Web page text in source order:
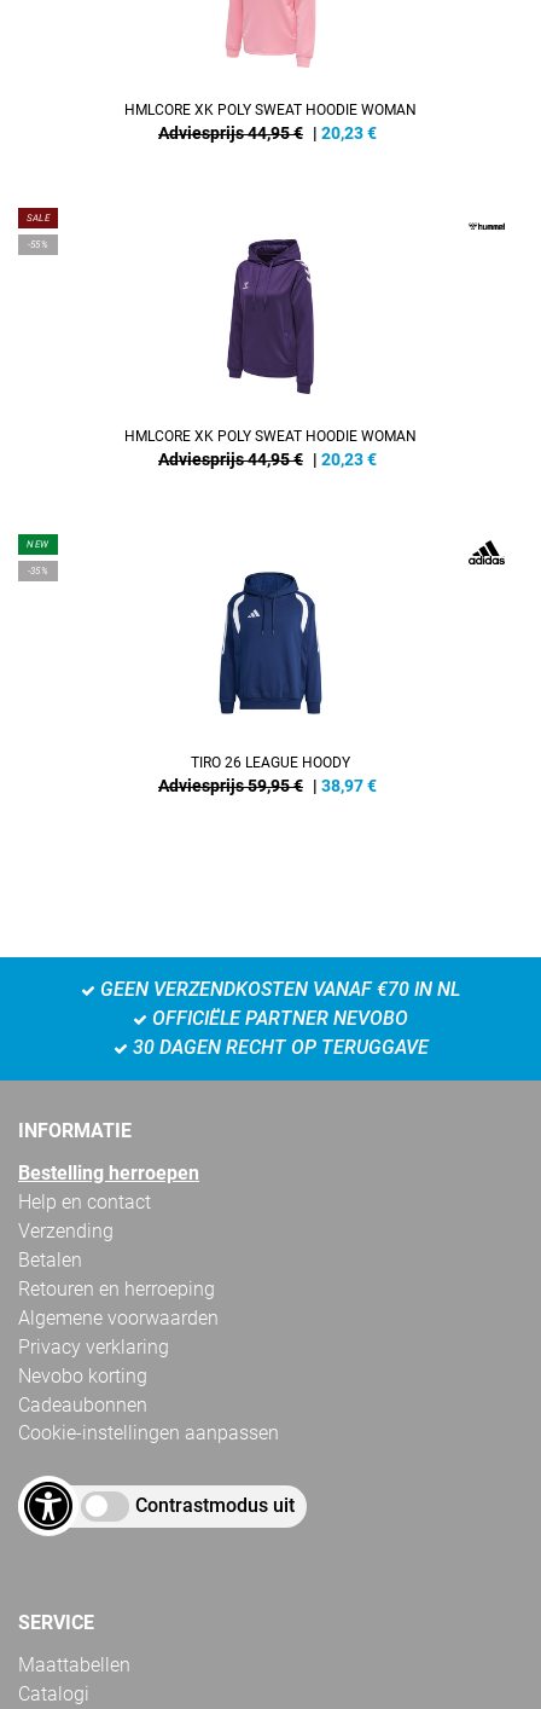
HMLCORE XK POLY SWEAT HOODIE WOMAN
Adviesprijs 44,95 € | 20,23€
SALE
-55%
HMLCORE XK POLY SWEAT HOODIE WOMAN
Adviesprijs 44,95 € | 20,23€
NEW
-35%
TIRO 26 LEAGUE HOODY
Adviesprijs 59,95 € | 38,97€
GEEN VERZENDKOSTEN VANAF €70 IN NL
OFFICIËLE PARTNER NEVOBO
30 DAGEN RECHT OP TERUGGAVE
INFORMATIE
Bestelling herroepen
Help en contact
Verzending
Betalen
Retouren en herroeping
Algemene voorwaarden
Privacy verklaring
Nevobo korting
Cadeaubonnen
Cookie-instellingen aanpassen
Contrastmodus uit
SERVICE
Maattabellen
Catalogi